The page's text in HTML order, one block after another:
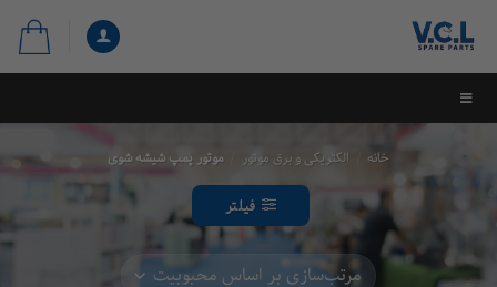
الکتریکی و برق موتور موتور پمپ شیشه شوی